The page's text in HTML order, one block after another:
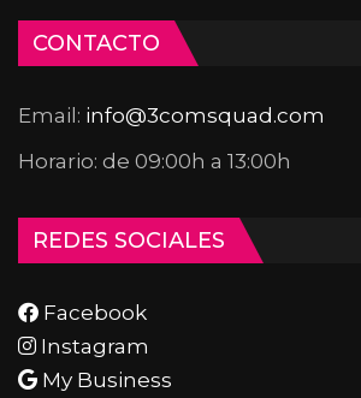
CONTACTO
Email: info@3comsquad.com
Horario: de 09:00h a 13:00h
REDES SOCIALES
Facebook
Instagram
My Business